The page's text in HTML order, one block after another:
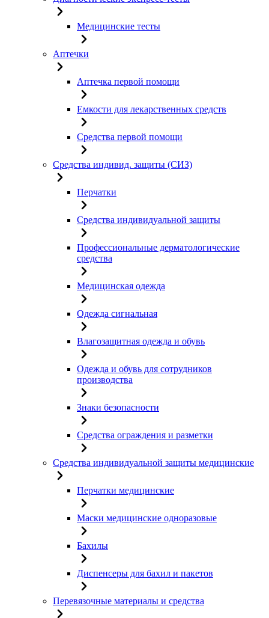
Медицинские тесты
Аптечки
Аптечка первой помощи
Емкости для лекарственных средств
Средства первой помощи
Средства индивид. защиты (СИЗ)
Перчатки
Средства индивидуальной защиты
Профессиональные дерматологические
средства
Медицинская одежда
Одежда сигнальная
Влагозащитная одежда и обувь
Одежда и обувь для сотрудников
производства
Знаки безопасности
Средства ограждения и разметки
Средства индивидуальной защиты медицинские
Перчатки медицинские
Маски медицинские одноразовые
Бахилы
Диспенсеры для бахил и пакетов
Перевязочные материалы и средства